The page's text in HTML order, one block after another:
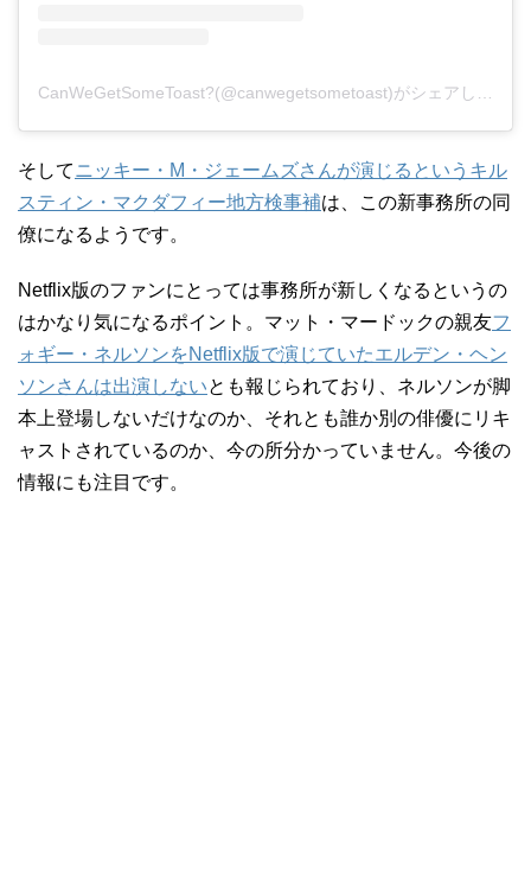
CanWeGetSomeToast?(@canwegetsometoast)がシェアした投稿
そしてニッキー・M・ジェームズさんが演じるというキル
スティン・マクダフィー地方検事補は、この新事務所の同
僚になるようです。
Netflix版のファンにとっては事務所が新しくなるというの
はかなり気になるポイント。マット・マードックの親友フ
ォギー・ネルソンをNetflix版で演じていたエルデン・ヘン
ソンさんは出演しないとも報じられており、ネルソンが脚
本上登場しないだけなのか、それとも誰か別の俳優にリキ
ャストされているのか、今の所分かっていません。今後の
情報にも注目です。